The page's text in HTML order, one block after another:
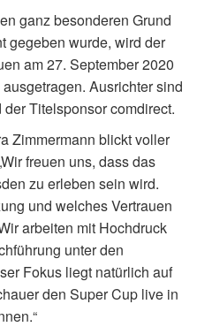
ganz besonderen Grund
gegeben wurde, wird der
am 27. September 2020
Ausrichter sind
Titelsponsor comdirect.
Zimmermann blickt voller
freuen uns, dass das
zu erleben sein wird.
und welches Vertrauen
arbeiten mit Hochdruck
unter den
Fokus liegt natürlich auf
den Super Cup live in